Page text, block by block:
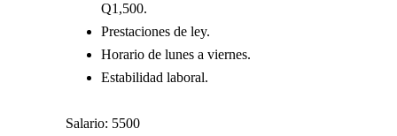
Q1,500.
Prestaciones de ley.
Horario de lunes a viernes.
Estabilidad laboral.
Salario: 5500